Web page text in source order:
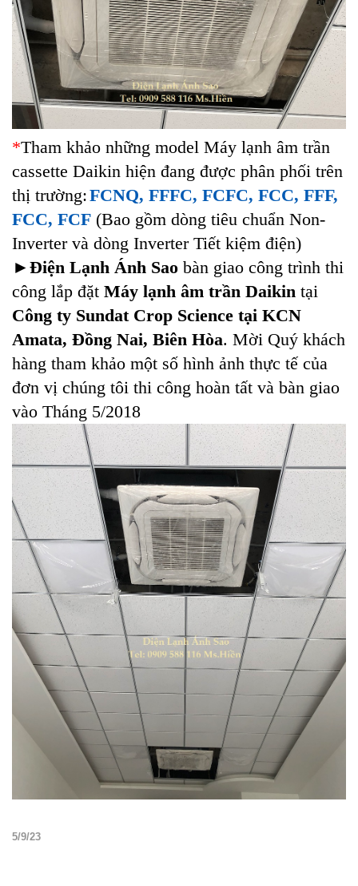
*Tham khảo những model Máy lạnh âm trần
cassette Daikin hiện đang được phân phối trên
thị trường:FCNQ, FFFC, FCFC, FCC, FFF,
FCC, FCF (Bao gồm dòng tiêu chuẩn Non-
Inverter và dòng Inverter Tiết kiệm điện)
►Điện Lạnh Ánh Sao bàn giao công trình thi
công lắp đặt Máy lạnh âm trần Daikin tại
Công ty Sundat Crop Science tại KCN
Amata, Đồng Nai, Biên Hòa. Mời Quý khách
hàng tham khảo một số hình ảnh thực tế của
đơn vị chúng tôi thi công hoàn tất và bàn giao
vào Tháng 5/2018
5/9/23